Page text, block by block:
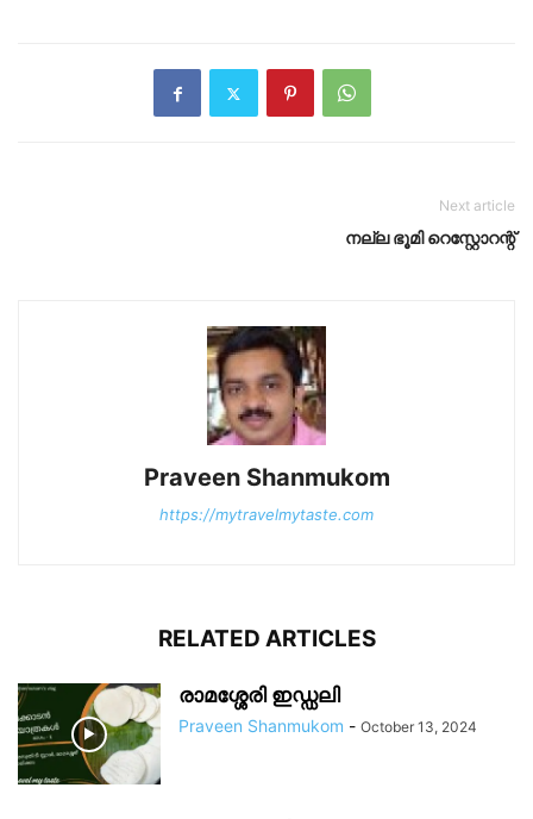
Next article
നല്ല ഭൂമി റെസ്റ്റോറന്റ്
Praveen Shanmukom
https://mytravelmytaste.com
RELATED ARTICLES
രാമശ്ശേരി ഇഡ്ഡലി
Praveen Shanmukom - October 13, 2024